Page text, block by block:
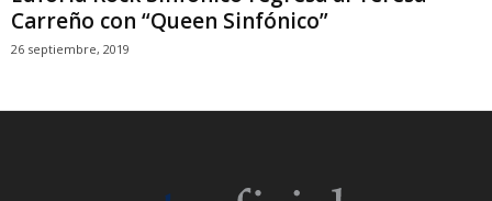
Carreño con “Queen Sinfónico”
26 septiembre, 2019